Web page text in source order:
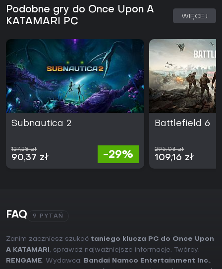
Podobne gry do Once Upon A
KATAMARI PC
WIĘCEJ
Subnautica 2
127,28 zł
90,37 zł -29%
Battlefield 6
295,03 zł
109,16 zł
FAQ 9 PYTAŃ
Zanim zaczniesz szukać taniego klucza PC do Once Upon
A KATAMARI , sprawdź najważniejsze informacje. Twórcy:
RENGAME. Wydawca: Bandai Namco Entertainment Inc..